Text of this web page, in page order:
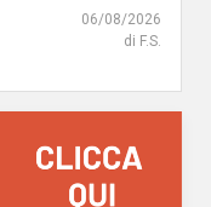
06/08/2026
di F.S.